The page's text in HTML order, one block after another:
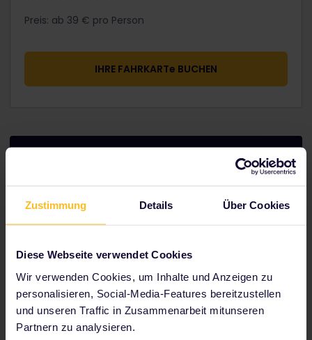
Zustimmung Details Über Cookies
Diese Webseite verwendet Cookies
Wir verwenden Cookies, um Inhalte und Anzeigen zu
personalisieren, Social-Media-Features bereitzustellen
und unseren Traffic in Zusammenarbeit mitunseren
Partnern zu analysieren.
Preis: ab 39 € pro Person​
IHRE FAHRKARTe BUCHEN
Tour durch das Harry Potter Studio